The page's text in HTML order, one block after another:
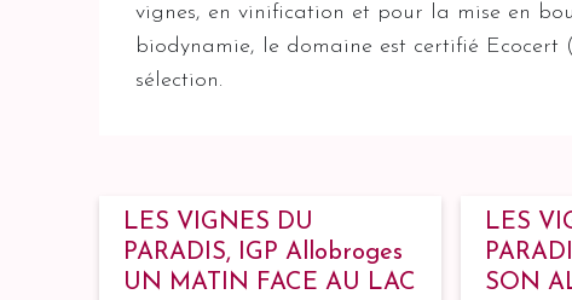
vignes, en vinification et pour la mise en
biodynamie, le domaine est certifié
sélection.
LES VIGNES DU
PARADIS, IGP Allobroges
UN MATIN FACE AU LAC
LES
SON